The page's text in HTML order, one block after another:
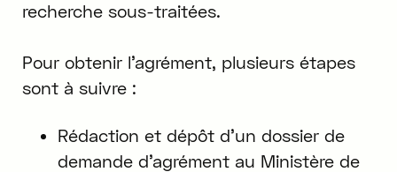
recherche sous-traitées.
Pour obtenir l'agrément, plusieurs étapes
sont à suivre :
Rédaction et dépôt d'un dossier de
demande d'agrément au Ministère de